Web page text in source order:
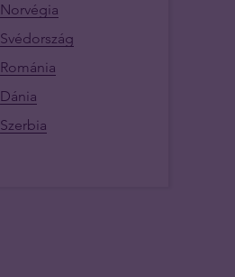
Norvégia
Svédország
Románia
Dánia
Szerbia